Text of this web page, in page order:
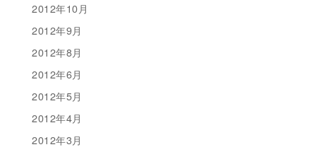
2012年10月
2012年9月
2012年8月
2012年6月
2012年5月
2012年4月
2012年3月